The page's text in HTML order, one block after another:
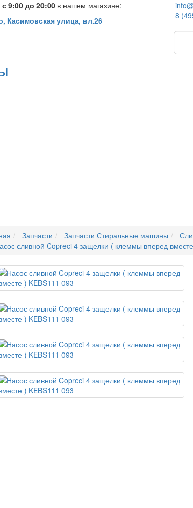
9:00 до 20:00 в нашем магазине:
Касимовская улица, вл.26
8
Запчасти Запчасти Стиральные машины
сливной Copreci 4 защелки ( клеммы вперед